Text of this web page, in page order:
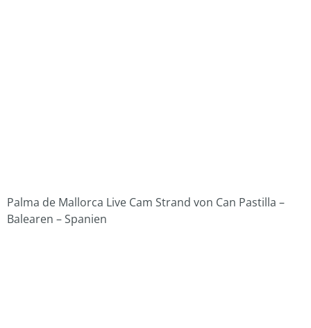
Palma de Mallorca Live Cam Strand von Can Pastilla –
Balearen – Spanien